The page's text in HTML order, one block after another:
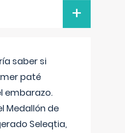
+
saber si
paté
embarazo.
Medallón de
Seleqtia,